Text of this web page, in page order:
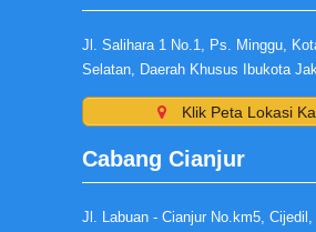
Jl. Salihara 1 No.1, Ps. Minggu,
Selatan, Daerah Khusus Ibukota
Klik Peta Lokasi
Cabang Cianjur
Jl. Labuan - Cianjur No.km5, Cijedil,